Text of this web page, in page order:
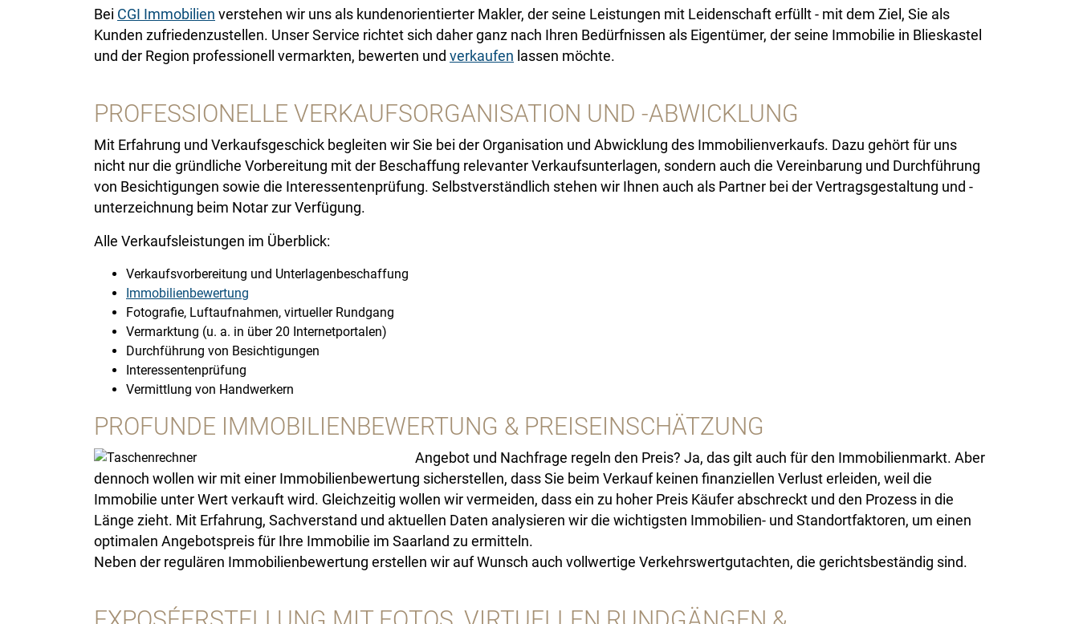
Bei CGI Immobilien verstehen wir uns als kundenorientierter Makler, der seine Leistungen mit Leidenschaft erfüllt - mit dem Ziel, Sie als
Kunden zufriedenzustellen. Unser Service richtet sich daher ganz nach Ihren Bedürfnissen als Eigentümer, der seine Immobilie in Blieskastel
und der Region professionell vermarkten, bewerten und verkaufen lassen möchte.
PROFESSIONELLE VERKAUFSORGANISATION UND -ABWICKLUNG
Mit Erfahrung und Verkaufsgeschick begleiten wir Sie bei der Organisation und Abwicklung des Immobilienverkaufs. Dazu gehört für uns
nicht nur die gründliche Vorbereitung mit der Beschaffung relevanter Verkaufsunterlagen, sondern auch die Vereinbarung und Durchführung
von Besichtigungen sowie die Interessentenprüfung. Selbstverständlich stehen wir Ihnen auch als Partner bei der Vertragsgestaltung und -
unterzeichnung beim Notar zur Verfügung.
Alle Verkaufsleistungen im Überblick:
Verkaufsvorbereitung und Unterlagenbeschaffung
Immobilienbewertung
Fotografie, Luftaufnahmen, virtueller Rundgang
Vermarktung (u. a. in über 20 Internetportalen)
Durchführung von Besichtigungen
Interessentenprüfung
Vermittlung von Handwerkern
PROFUNDE IMMOBILIENBEWERTUNG & PREISEINSCHÄTZUNG
Angebot und Nachfrage regeln den Preis? Ja, das gilt auch für den Immobilienmarkt. Aber
dennoch wollen wir mit einer Immobilienbewertung sicherstellen, dass Sie beim Verkauf keinen finanziellen Verlust erleiden, weil die
Immobilie unter Wert verkauft wird. Gleichzeitig wollen wir vermeiden, dass ein zu hoher Preis Käufer abschreckt und den Prozess in die
Länge zieht. Mit Erfahrung, Sachverstand und aktuellen Daten analysieren wir die wichtigsten Immobilien- und Standortfaktoren, um einen
optimalen Angebotspreis für Ihre Immobilie im Saarland zu ermitteln.
Neben der regulären Immobilienbewertung erstellen wir auf Wunsch auch vollwertige Verkehrswertgutachten, die gerichtsbeständig sind.